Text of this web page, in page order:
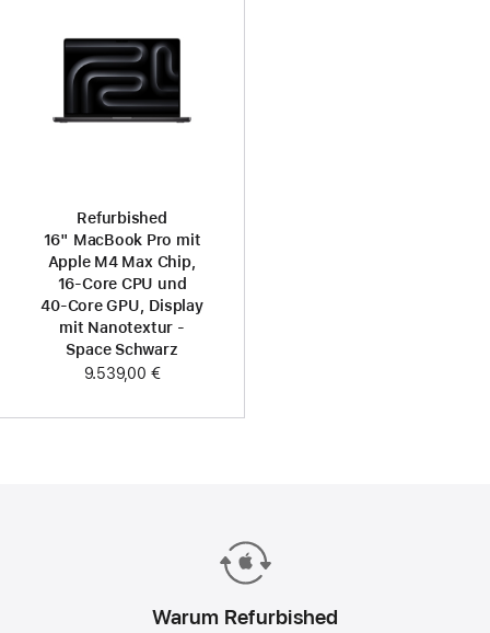
Refurbished
16" MacBook Pro mit
Apple M4 Max Chip,
16‑Core CPU und
40‑Core GPU, Display
mit Nanotextur -
Space Schwarz
9.539,00 €
Warum Refurbished